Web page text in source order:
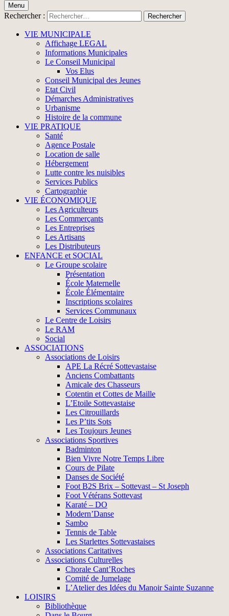
Menu
Rechercher :
VIE MUNICIPALE
Affichage LEGAL
Informations Municipales
Le Conseil Municipal
Vos Elus
Conseil Municipal des Jeunes
Etat Civil
Démarches Administratives
Urbanisme
Histoire de la commune
VIE PRATIQUE
Santé
Agence Postale
Location de salle
Hébergement
Lutte contre les nuisibles
Services Publics
Cartographie
VIE ÉCONOMIQUE
Les Agriculteurs
Les Commerçants
Les Entreprises
Les Artisans
Les Distributeurs
ENFANCE et SOCIAL
Le Groupe scolaire
Présentation
École Maternelle
École Élémentaire
Inscriptions scolaires
Services Communaux
Le Centre de Loisirs
Le RAM
Social
ASSOCIATIONS
Associations de Loisirs
APE La Récré Sottevastaise
Anciens Combattants
Amicale des Chasseurs
Cotentin et Cottes de Maille
L’Etoile Sottevastaise
Les Citrouillards
Les P’tits Sots
Les Toujours Jeunes
Associations Sportives
Badminton
Bien Vivre Notre Temps Libre
Cours de Pilate
Danses de Société
Foot B2S Brix – Sottevast – St Joseph
Foot Vétérans Sottevast
Karaté – DO
Modern’Danse
Sambo
Tennis de Table
Les Starlettes Sottevastaises
Associations Caritatives
Associations Culturelles
Chorale Cant’Roches
Comité de Jumelage
L’Atelier des Idées du Manoir Sainte Suzanne
LOISIRS
Bibliothèque